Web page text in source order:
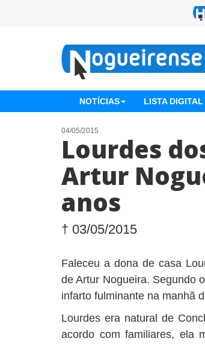
NOTÍCIAS LISTA DIGITAL
04/05/2015
Lourdes
Artur
anos
† 03/05/2015
Faleceu a dona de casa
de Artur Nogueira. Segundo
infarto fulminante na manhã
Lourdes era natural de
acordo com familiares, ela